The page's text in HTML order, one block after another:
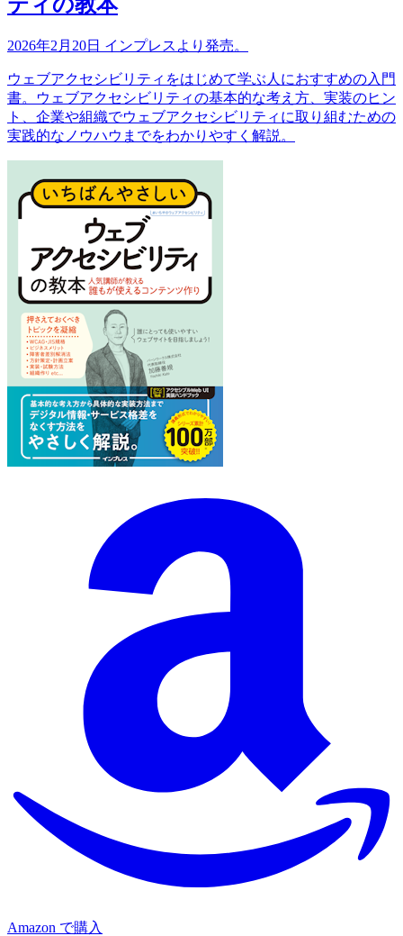
2026年2月20日 インプレスより発売。
ウェブアクセシビリティをはじめて学ぶ人におすすめの入門
書。ウェブアクセシビリティの基本的な考え方、実装のヒン
ト、企業や組織でウェブアクセシビリティに取り組むための
実践的なノウハウまでをわかりやすく解説。
Amazon で購入